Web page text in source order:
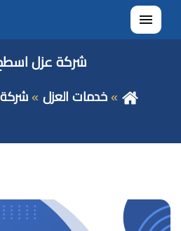
القائمة
شركة عزل اسطح
خدمات العزل